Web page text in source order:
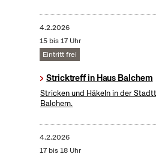
4.2.2026
15 bis 17 Uhr
Eintritt frei
Stricktreff in Haus Balchem
Stricken und Häkeln in der
Balchem.
4.2.2026
17 bis 18 Uhr